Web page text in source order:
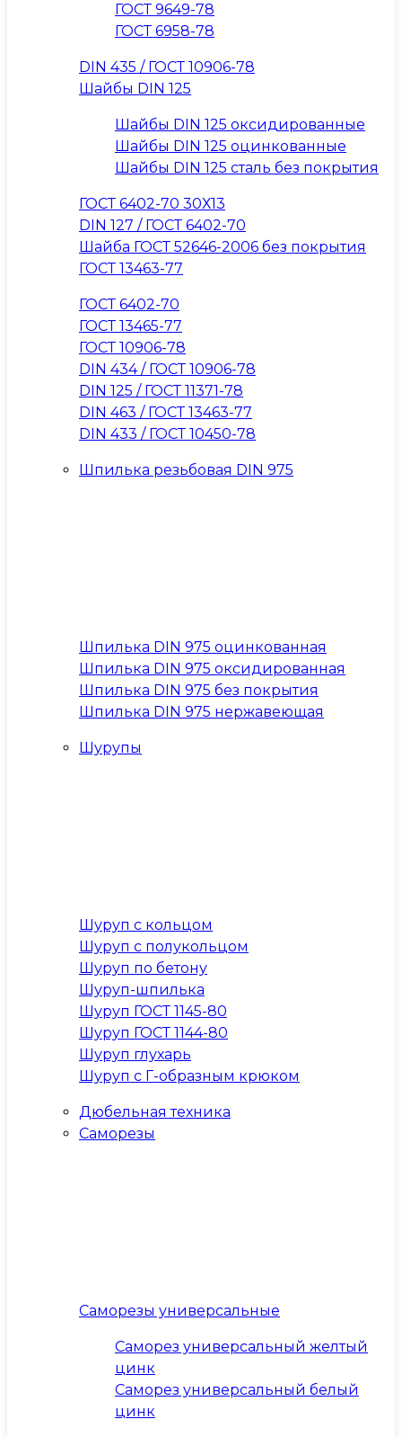
ГОСТ 9649-78
ГОСТ 6958-78
DIN 435 / ГОСТ 10906-78
Шайбы DIN 125
Шайбы DIN 125 оксидированные
Шайбы DIN 125 оцинкованные
Шайбы DIN 125 сталь без покрытия
ГОСТ 6402-70 30Х13
DIN 127 / ГОСТ 6402-70
Шайба ГОСТ 52646-2006 без покрытия
ГОСТ 13463-77
ГОСТ 6402-70
ГОСТ 13465-77
ГОСТ 10906-78
DIN 434 / ГОСТ 10906-78
DIN 125 / ГОСТ 11371-78
DIN 463 / ГОСТ 13463-77
DIN 433 / ГОСТ 10450-78
Шпилька резьбовая DIN 975
Шпилька DIN 975 оцинкованная
Шпилька DIN 975 оксидированная
Шпилька DIN 975 без покрытия
Шпилька DIN 975 нержавеющая
Шурупы
Шуруп с кольцом
Шуруп с полукольцом
Шуруп по бетону
Шуруп-шпилька
Шуруп ГОСТ 1145-80
Шуруп ГОСТ 1144-80
Шуруп глухарь
Шуруп с Г-образным крюком
Дюбельная техника
Саморезы
Саморезы универсальные
Саморез универсальный желтый
цинк
Саморез универсальный белый
цинк